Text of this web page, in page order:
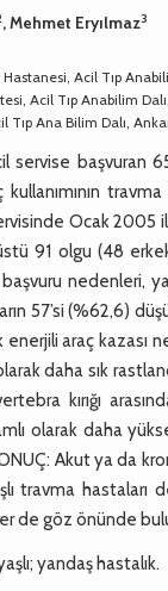
, Mehmet Eryılmaz3
Acil Tıp
Acil Tıp Anabilim
Tıp Ana Bilim Dalı,
servise başvuran
kullanımının
Ocak 2005
91 olgu (48
nedenleri,
57’si (%62,6)
enerjili araç
daha sık
kırığı
olarak daha
Akut ya da
travma hastaları
de göz önünde
yandaş hastalık.